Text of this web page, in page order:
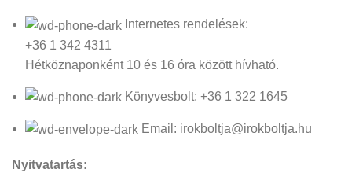
Internetes rendelések:
+36 1 342 4311
Hétköznaponként 10 és 16 óra között hívható.
Könyvesbolt: +36 1 322 1645
Email: irokboltja@irokboltja.hu
Nyitvatartás: